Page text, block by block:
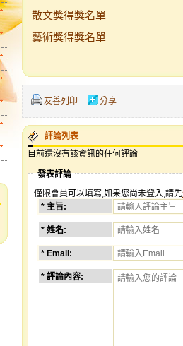
散文獎得獎名單
藝術獎得獎名單
友善列印 分享
評論列表
目前還沒有該資訊的任何評論
發表評論
僅限會員可以填寫,如果您尚未登入,請先
* 主旨:
* 姓名:
* Email:
* 評論內容: